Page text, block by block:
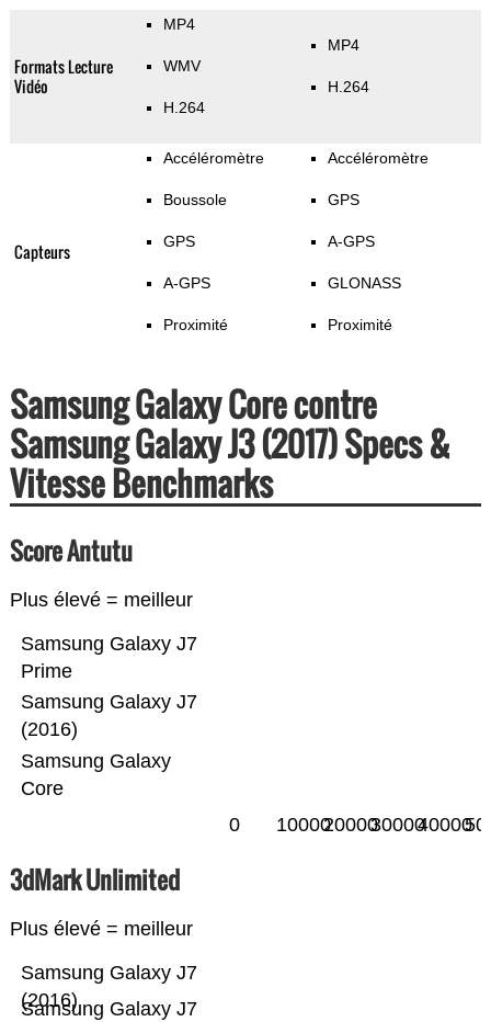
Formats Lecture
Vidéo
MP4
WMV
H.264
MP4
H.264
Capteurs
Accéléromètre
Boussole
GPS
A-GPS
Proximité
Accéléromètre
GPS
A-GPS
GLONASS
Proximité
Samsung Galaxy Core contre
Samsung Galaxy J3 (2017) Specs &
Vitesse Benchmarks
Score Antutu
Plus élevé = meilleur
Samsung Galaxy
Core
Samsung Galaxy J7
(2016)
Samsung Galaxy J7
Prime
0 10000200003000040000
3dMark Unlimited
Plus élevé = meilleur
Samsung Galaxy J7
Samsung Galaxy J7
(2016)